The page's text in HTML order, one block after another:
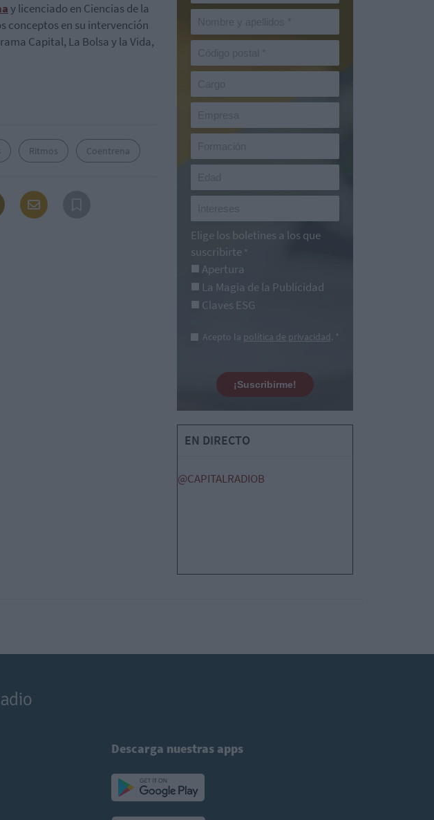
y licenciado en Ciencias de la
conceptos en su intervención
Capital, La Bolsa y la Vida,
Ritmos Coentrena
Elige los boletines a los que
suscribirte *
Apertura
La Magia de la Publicidad
Claves ESG
Acepto la política de privacidad. *
¡Suscribirme!
EN DIRECTO
@CAPITALRADIOB
Descarga nuestras apps